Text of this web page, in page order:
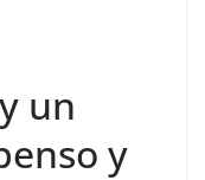
un
y